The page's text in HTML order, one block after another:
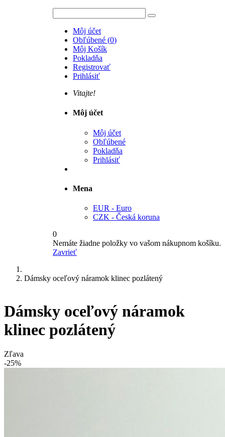
Môj účet
Obľúbené (0)
Môj Košík
Pokladňa
Registrovať
Prihlásiť
Vitajte!
Môj účet
Môj účet
Obľúbené
Pokladňa
Prihlásiť
Mena
EUR - Euro
CZK - Česká koruna
0
Nemáte žiadne položky vo vašom nákupnom košíku.
Zavrieť
Dámsky oceľový náramok klinec pozlátený
Dámsky oceľový náramok
klinec pozlátený
Zľava
-25%